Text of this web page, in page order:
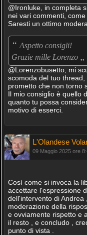
@Ironluke, in completa
nei vari commenti,
Saresti un ottimo
“ Aspetto consigli!
Grazie mille Lorenzo „
@Lorenzobusetto, mi
scomoda del tuo
prometto che non torno
Il mio consiglio è quello
quanto tu possa
motivo di esserci.
L'Olandese
09 Maggio 2025 ore
Così come si invoca la
accettare l'espressione
dell'intervento di Andrea
moderazione della
e ovviamente rispetto e
il resto , e concludo ,
punto di vista .